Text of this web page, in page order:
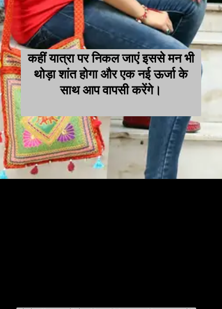
कहीं यात्रा पर निकल जाएं इससे मन भी
थोड़ा शांत होगा और एक नई ऊर्जा के
साथ आप वापसी करेंगे।